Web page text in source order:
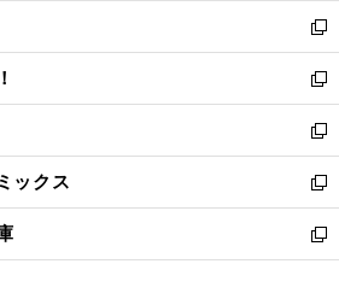
く
で
開
く
ド
ウ
で
開
く
ィ
ン
ド
ウ
で
開
く
し
い
ウ
ィ
ン
ド
ウ
で
開
く
新
し
い
ウ
ィ
ン
ド
ウ
で
開
新
し
い
ウ
ィ
ン
ド
ウ
新
し
い
ウ
ィ
ン
ックス
新
し
い
ウ
新
し